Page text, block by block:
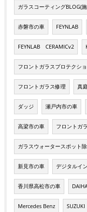
ガラスコーティングBLOG(
赤磐市の車 FEYNLAB
FEYNLAB CERAMICv2
フロントガラスプロテクシ
フロントガラス修理 真
ダッジ 瀬戸内市の車
高梁市の車 フロントガ
ガラスウォータースポット
新見市の車 デジタルイ
香川県高松市の車
Mercedes Benz SUZUKI